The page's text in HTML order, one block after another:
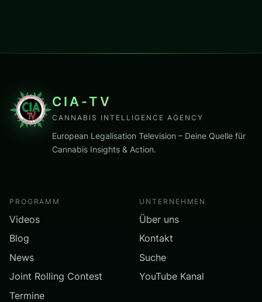
CIA-TV
CANNABIS INTELLIGENCE AGENCY
European Legalisation Television – Deine Quelle für
Cannabis Insights & Action.
PROGRAMM
Videos
Blog
News
Joint Rolling Contest
Termine
UNTERNEHMEN
Über uns
Kontakt
Suche
YouTube Kanal